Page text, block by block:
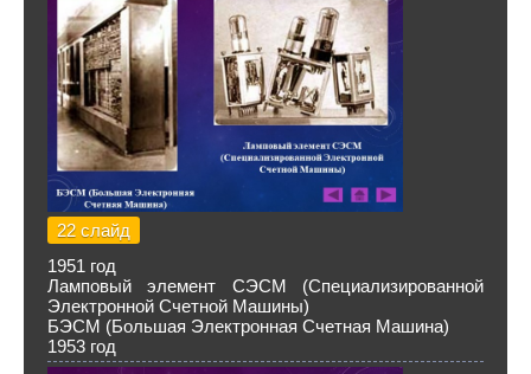
22 слайд
1951 год
Ламповый элемент СЭСМ (Специализированной
Электронной Счетной Машины)
БЭСМ (Большая Электронная Счетная Машина)
1953 год